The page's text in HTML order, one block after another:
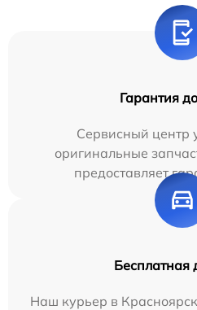
Гарантия
Сервисный центр
оригинальные
предоставляет
Бесплатная
Наш курьер в